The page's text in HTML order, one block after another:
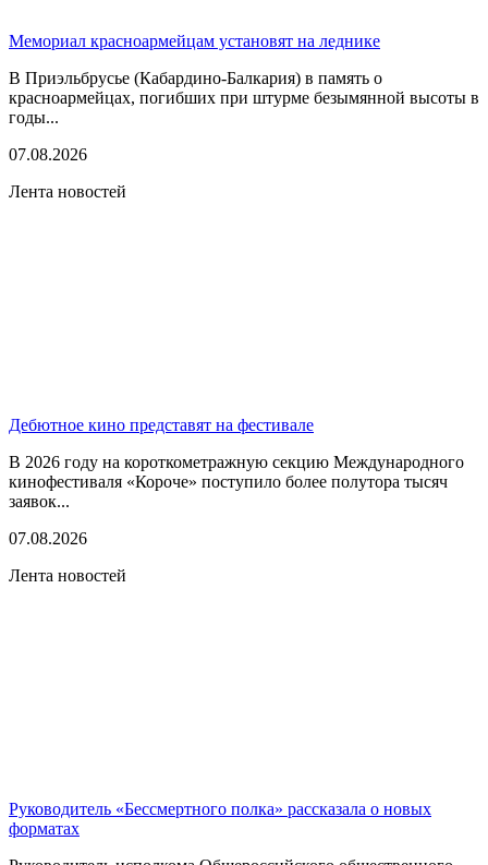
Мемориал красноармейцам установят на леднике
В Приэльбрусье (Кабардино-Балкария) в память о
красноармейцах, погибших при штурме безымянной высоты в
годы...
07.08.2026
Лента новостей
Дебютное кино представят на фестивале
В 2026 году на короткометражную секцию Международного
кинофестиваля «Короче» поступило более полутора тысяч
заявок...
07.08.2026
Лента новостей
Руководитель «Бессмертного полка» рассказала о новых
форматах